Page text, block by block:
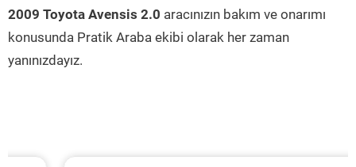
2009 Toyota Avensis 2.0 aracınızın bakım ve onarımı
konusunda Pratik Araba ekibi olarak her zaman
yanınızdayız.